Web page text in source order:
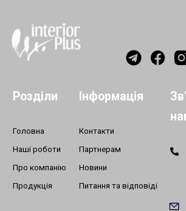
Розділи
Головна
Наші роботи
Про компанію
Продукція
Інформація
Контакти
Партнерам
Новини
Питання та відповіді